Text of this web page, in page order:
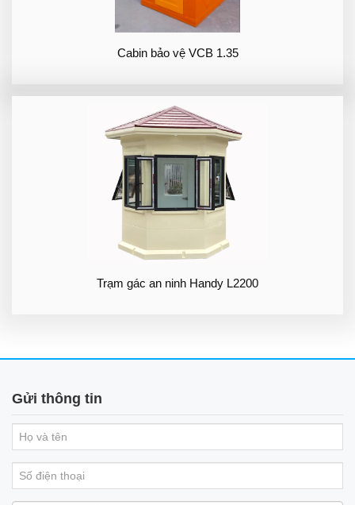
Cabin bảo vệ VCB 1.35
Trạm gác an ninh Handy L2200
Gửi thông tin